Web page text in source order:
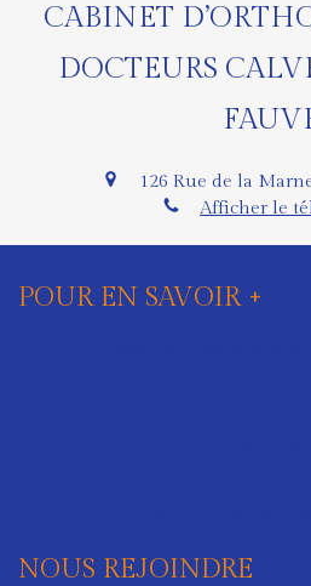
CABINET
DOCTEURS
126 Rue de la
Afficher le
POUR EN SAVOIR +
NOUS REJOINDRE